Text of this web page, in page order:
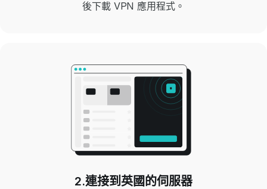
後下載 VPN 應用程式。
2.連接到英國的伺服器